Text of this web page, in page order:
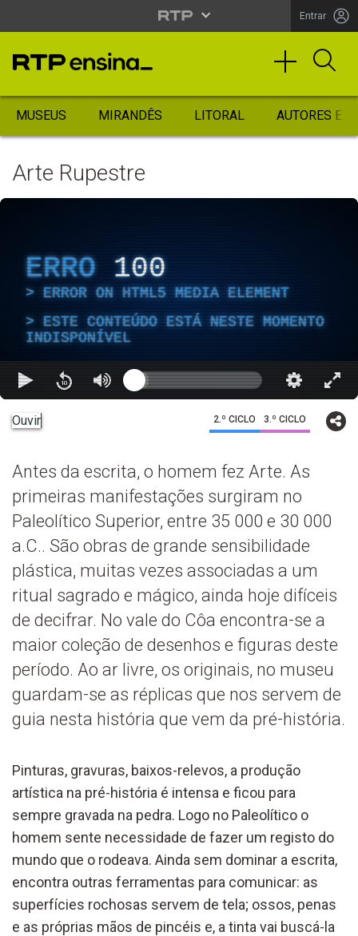
Entrar
MUSEUS MIRANDÊS LITORAL AUTORES
Arte Rupestre
ERRO 100
ERROR ON HTML5 MEDIA ELEMENT
ESTE CONTEÚDO ESTÁ NESTE MOMENTO
INDISPONÍVEL
Ouvir 2.º CICLO 3.º CICLO
Antes da escrita, o homem fez Arte. As
primeiras manifestações surgiram no
Paleolítico Superior, entre 35 000 e 30 000
a.C.. São obras de grande sensibilidade
plástica, muitas vezes associadas a um
ritual sagrado e mágico, ainda hoje difíceis
de decifrar. No vale do Côa encontra-se a
maior coleção de desenhos e figuras deste
período. Ao ar livre, os originais, no museu
guardam-se as réplicas que nos servem de
guia nesta história que vem da pré-história.
Pinturas, gravuras, baixos-relevos, a produção
artística na pré-história é intensa e ficou para
sempre gravada na pedra. Logo no Paleolítico o
homem sente necessidade de fazer um registo do
mundo que o rodeava. Ainda sem dominar a escrita,
encontra outras ferramentas para comunicar: as
superfícies rochosas servem de tela; ossos, penas
e as próprias mãos de pincéis e, a tinta vai buscá-la